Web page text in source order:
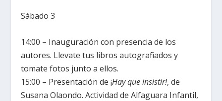
Sábado 3
14:00 – Inauguración con presencia de los
autores. Llevate tus libros autografiados y
tomate fotos junto a ellos.
15:00 – Presentación de ¡Hay que insistir!, de
Susana Olaondo. Actividad de Alfaguara Infantil,